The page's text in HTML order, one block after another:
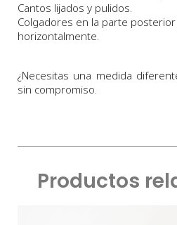
Cantos lijados y pulidos.
Colgadores en la parte
horizontalmente.
¿Necesitas una medida
sin compromiso.
Productos